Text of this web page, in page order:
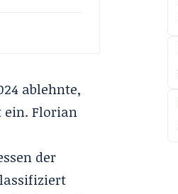
ablehnte,
ein. Florian
der